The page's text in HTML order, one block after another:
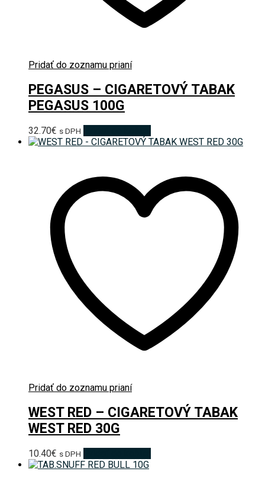
Pridať do zoznamu prianí
PEGASUS – CIGARETOVÝ TABAK
PEGASUS 100G
32.70€ s DPH
Pridať do zoznamu prianí
WEST RED – CIGARETOVÝ TABAK
WEST RED 30G
10.40€ s DPH